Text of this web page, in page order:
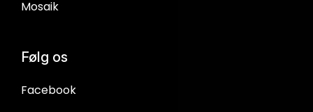
Mosaik
Følg os
Facebook